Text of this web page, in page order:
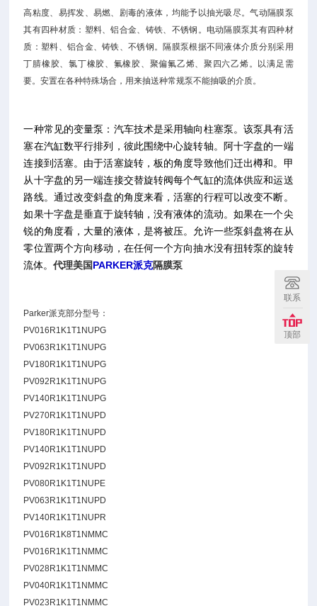
高粘度、易挥发、易燃、剧毒的液体，均能予以抽光吸尽。气动隔膜泵
其有四种材质：塑料、铝合金、铸铁、不锈钢。电动隔膜泵其有四种材
质：塑料、铝合金、铸铁、不锈钢。隔膜泵根据不同液体介质分别采用
丁腈橡胶、氯丁橡胶、氟橡胶、聚偏氟乙烯、聚四六乙烯。以满足需
要。安置在各种特殊场合，用来抽送种常规泵不能抽吸的介质。
一种常见的变量泵：汽车技术是采用轴向柱塞泵。该泵具有活
塞在汽缸数平行排列，彼此围绕中心旋转轴。阿十字盘的一端
连接到活塞。由于活塞旋转，板的角度导致他们迁出樽和。甲
从十字盘的另一端连接交替旋转阀每个气缸的流体供应和运送
路线。通过改变斜盘的角度来看，活塞的行程可以改变不断。
如果十字盘是垂直于旋转轴，没有液体的流动。如果在一个尖
锐的角度看，大量的液体，是将被压。允许一些泵斜盘将在从
零位置两个方向移动，在任何一个方向抽水没有扭转泵的旋转
流体。代理美国PARKER派克隔膜泵
Parker派克部分型号：
PV016R1K1T1NUPG
PV063R1K1T1NUPG
PV180R1K1T1NUPG
PV092R1K1T1NUPG
PV140R1K1T1NUPG
PV270R1K1T1NUPD
PV180R1K1T1NUPD
PV140R1K1T1NUPD
PV092R1K1T1NUPD
PV080R1K1T1NUPE
PV063R1K1T1NUPD
PV140R1K1T1NUPR
PV016R1K8T1NMMC
PV016R1K1T1NMMC
PV028R1K1T1NMMC
PV040R1K1T1NMMC
PV023R1K1T1NMMC
联系
顶部